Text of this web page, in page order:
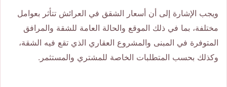
ويجب الإشارة إلى أن أسعار الشقق في العرائش تتأثر بعوامل
مختلفة، بما في ذلك الموقع والحالة العامة للشقة والمرافق
المتوفرة في المبنى والمشروع العقاري الذي تقع فيه الشقة،
وكذلك بحسب المتطلبات الخاصة للمشتري والمستثمر.